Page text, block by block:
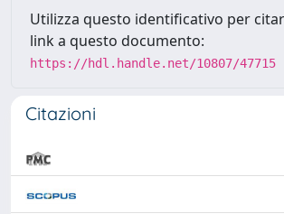
Utilizza questo identificativo per
link a questo documento:
https://hdl.handle.net/10807/47715
Citazioni